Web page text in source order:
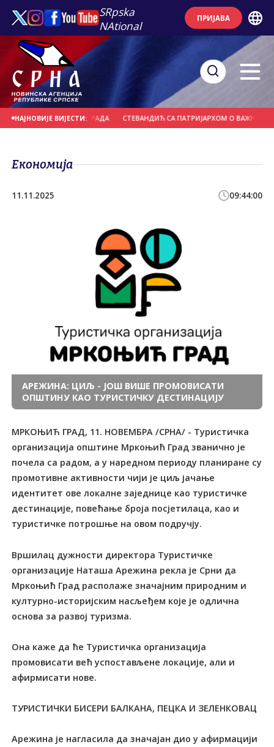
SRpska
NAtional
ПРИЈАВА
НАЈНОВИЈЕ ВИЈЕСТИ:
НА ПОДРУЧЈУ ГРАДА СТЕВАНДИЋ СА ПАТРИЈАРХОМ О ВАЖНИМ
Економија
11.11.2025 09:44:00
АРЕЖИНА: ЦИЉ - ЈОШ ВИШЕ ПРОМОВИСАТИ
ОПШТИНУ КАО ТУРИСТИЧКУ ДЕСТИНАЦИЈУ
МРКОЊИЋ ГРАД, 11. НОВЕМБРА /СРНА/ - Туристичка
организација општине Мркоњић Град званично је
почела са радом, а у наредном периоду планиране су
промотивне активности чији је циљ јачање
идентитет ове локалне заједнице као туристичке
дестинације, повећање броја посјетилаца, као и
туристичке потрошње на овом подручју.
Вршилац дужности директора Туристичке
организације Наташа Арежина рекла је Срни да
Мркоњић Град располаже значајним природним и
културно-историјским насљеђем које је одлична
основа за развој туризма.
Она каже да ће Туристичка организација
промовисати већ успостављене локације, али и
афирмисати нове.
ТУРИСТИЧКИ БИСЕРИ БАЛКАНА, ПЕЦКА И ЗЕЛЕНКОВАЦ
Арежина је нагласила да значајан дио у афирмацији